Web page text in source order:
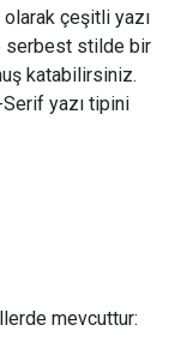
olarak çeşitli yazı
serbest stilde bir
katabilirsiniz.
yazı tipini
mevcuttur: